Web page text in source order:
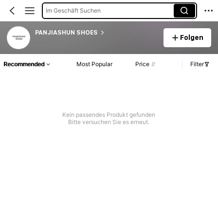
Im Geschäft Suchen
PANJIASHUN SHOES
Folgen
Recommended Most Popular Price Filter
Kein passendes Produkt gefunden
Bitte versuchen Sie es erneut.